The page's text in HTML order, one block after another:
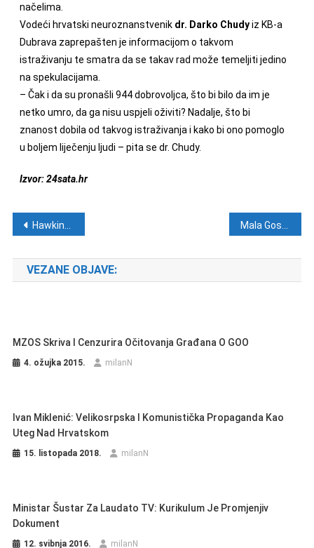
načelima.
Vodeći hrvatski neuroznanstvenik dr. Darko Chudyiz KB-a
Dubrava zaprepašten je informacijom o takvom
istraživanju te smatra da se takav rad može temeljiti jedino
na spekulacijama.
– Čak i da su pronašli 944 dobrovoljca, što bi bilo da im je
netko umro, da ga nisu uspjeli oživiti? Nadalje, što bi
znanost dobila od takvog istraživanja i kako bi ono pomoglo
u boljem liječenju ljudi – pita se dr. Chudy.
Izvor: 24sata.hr
Navigacija objava
Hawking upozorava: “Božja čestica bi nas mogla uništiti”
VEZANE OBJAVE:
MZOS Skriva I Cenzurira Očitovanja Građana O GOO
4. ožujka 2015. milanN
Ivan Miklenić: Velikosrpska I Komunistička Propaganda Kao
Uteg Nad Hrvatskom
15. listopada 2018. milanN
Ministar Šustar Za Laudato TV: Kurikulum Je Promjenjiv
Dokument
12. svibnja 2016. milanN